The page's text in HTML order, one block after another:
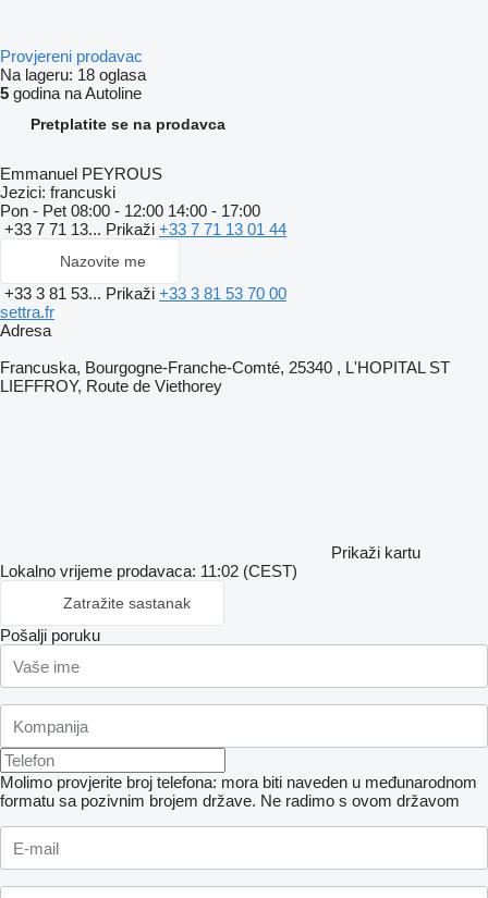
Provjereni prodavac
Na lageru: 18 oglasa
5 godina na Autoline
Pretplatite se na prodavca
Emmanuel PEYROUS
Jezici: francuski
Pon - Pet 08:00 - 12:00 14:00 - 17:00
+33 7 71 13... Prikaži +33 7 71 13 01 44
Nazovite me
+33 3 81 53... Prikaži +33 3 81 53 70 00
settra.fr
Adresa
Francuska, Bourgogne-Franche-Comté, 25340 , L'HOPITAL ST
LIEFFROY, Route de Viethorey
Prikaži kartu
Lokalno vrijeme prodavaca: 11:02 (CEST)
Zatražite sastanak
Pošalji poruku
Molimo provjerite broj telefona: mora biti naveden u međunarodnom
formatu sa pozivnim brojem države. Ne radimo s ovom državom